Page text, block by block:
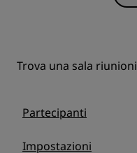
Trova una sala riunioni
Partecipanti
Impostazioni